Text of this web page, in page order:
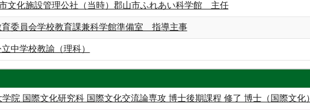
文化施設管理公社（当時）郡山市ふれあい科学館 主任
委員会学校教育課兼科学館準備室 指導主事
中学校教諭（理科）
院 国際文化研究科 国際文化交流論専攻 博士後期課程 修了 博士（国際文化）